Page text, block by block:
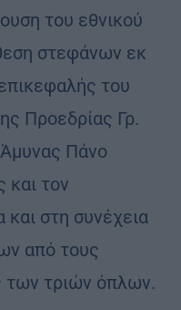
του εθνικού
στεφάνων εκ
του
Προεδρίας Γρ.
Πάνο
τον
στη συνέχεια
από τους
των τριών όπλων.